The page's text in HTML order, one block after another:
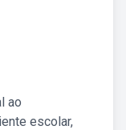
ao
escolar,